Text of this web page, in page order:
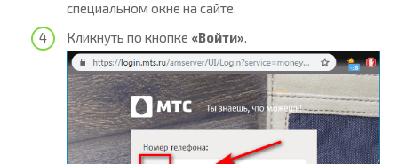
специальном окне на сайте.
Кликнуть по кнопке «Войти».